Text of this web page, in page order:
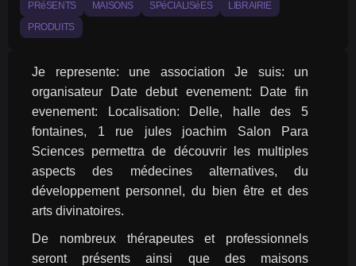
PRéSENTS MAISONS SPéCIALISéES LIBRAIRIE
PRODUITS
Je represente: une association Je suis: un
organisateur Date debut evenement: Date fin
evenement: Localisation: Delle, halle des 5
fontaines, 1 rue jules joachim Salon Para
Sciences permettra de découvrir les multiples
aspects des médecines alternatives, du
développement personnel, du bien être et des
arts divinatoires.
De nombreux thérapeutes et professionnels
seront présents ainsi que des maisons